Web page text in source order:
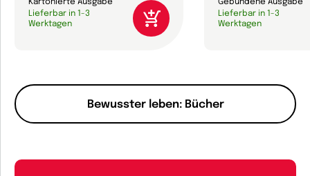
Bewusster leben: Bücher
Kartonierte Ausgabe
Lieferbar in 1-3
Werktagen
Gebundene Ausgabe
Lieferbar in 1-3
Werktagen